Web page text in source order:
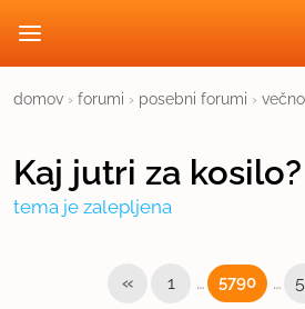
domov › forumi › posebni forumi ›
Kaj jutri za kosilo?
tema je zalepljena
« 1 … 5790 …